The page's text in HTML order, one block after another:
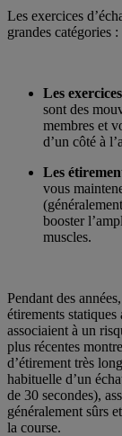
Les exercices
grandes catégories :
Les
sont des
membres et
d’un côté à
Les
vous
booster
muscles.
Pendant des
étirements
associaient à un
plus récentes
d’étirement très
habituelle d’un
de 30 secondes),
généralement sûrs
la course.